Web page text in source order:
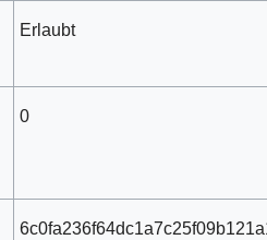
Erlaubt
0